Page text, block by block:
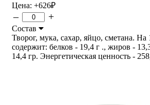
Цена: +626₽
– +
Состав
Творог, мука, сахар, яйцо, сметана. На
содержит: белков - 19,4 г ., жиров -
14,4 гр. Энергетическая ценность -